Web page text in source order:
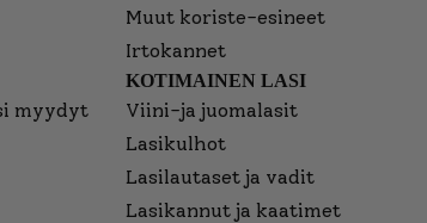
Muut koriste-esineet
Irtokannet
myydyt
KOTIMAINEN LASI
Viini-ja juomalasit
Lasikulhot
Lasilautaset ja vadit
Lasikannut ja kaatimet